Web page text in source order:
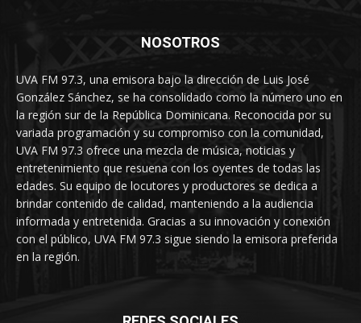
NOSOTROS
UVA FM 97.3, una emisora bajo la dirección de Luis José
González Sánchez, se ha consolidado como la número uno en
la región sur de la República Dominicana. Reconocida por su
variada programación y su compromiso con la comunidad,
UVA FM 97.3 ofrece una mezcla de música, noticias y
entretenimiento que resuena con los oyentes de todas las
edades. Su equipo de locutores y productores se dedica a
brindar contenido de calidad, manteniendo a la audiencia
informada y entretenida. Gracias a su innovación y conexión
con el público, UVA FM 97.3 sigue siendo la emisora preferida
en la región.